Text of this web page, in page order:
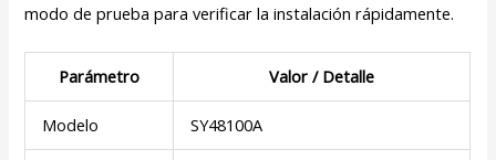
modo de prueba para verificar la instalación rápidamente.
Parámetro Valor / Detalle
Modelo SY48100A